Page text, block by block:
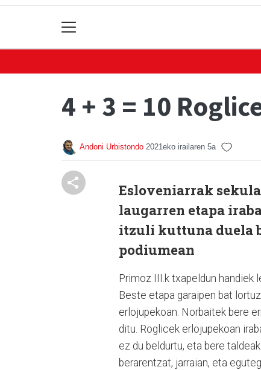
4 + 3 = 10
Andoni Urbistondo 2021eko irailaren 5a
Esloveniarrak
laugarren etapa
itzuli kuttuna duela
podiumean
Primoz III.k txapeldun handiek
Beste etapa garaipen bat
erlojupekoan. Norbaitek bere
ditu. Roglicek erlojupekoan
ez du beldurtu, eta bere
berarentzat, jarraian, eta